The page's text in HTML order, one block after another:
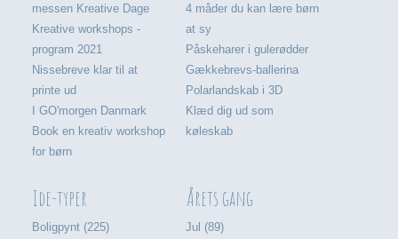
messen Kreative Dage
Kreative workshops -
program 2021
Nissebreve klar til at
printe ud
I GO'morgen Danmark
Book en kreativ workshop
for børn
4 måder du kan lære børn
at sy
Påskeharer i gulerødder
Gækkebrevs-ballerina
Polarlandskab i 3D
Klæd dig ud som
køleskab
Ide-typer
Boligpynt (225)
Årets gang
Jul (89)